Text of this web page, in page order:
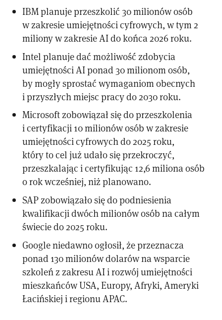
IBM planuje przeszkolić 30 milionów osób
w zakresie umiejętności cyfrowych, w tym 2
miliony w zakresie AI do końca 2026 roku.
Intel planuje dać możliwość zdobycia
umiejętności AI ponad 30 milionom osób,
by mogły sprostać wymaganiom obecnych
i przyszłych miejsc pracy do 2030 roku.
Microsoft zobowiązał się do przeszkolenia
i certyfikacji 10 milionów osób w zakresie
umiejętności cyfrowych do 2025 roku,
który to cel już udało się przekroczyć,
przeszkalając i certyfikując 12,6 miliona osób
o rok wcześniej, niż planowano.
SAP zobowiązało się do podniesienia
kwalifikacji dwóch milionów osób na całym
świecie do 2025 roku.
Google niedawno ogłosił, że przeznacza
ponad 130 milionów dolarów na wsparcie
szkoleń z zakresu AI i rozwój umiejętności
mieszkańców USA, Europy, Afryki, Ameryki
Łacińskiej i regionu APAC.